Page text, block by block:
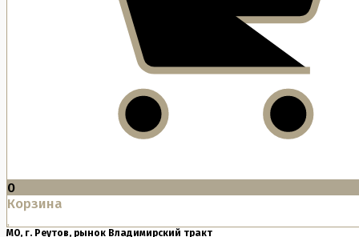
0
Корзина
МО, г. Реутов, рынок Владимирский тракт